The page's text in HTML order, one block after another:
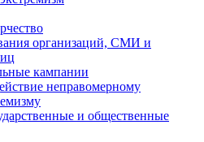
организаций, СМИ и
кампании
неправомерному
и общественные